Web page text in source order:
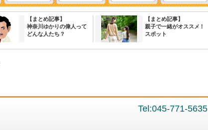
【まとめ記事】
神奈川ゆかりの偉人って
どんな人たち？
【まとめ記事】
親子で一緒がオススメ !
スポット
Tel:045-771-5635